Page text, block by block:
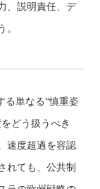
、説明責任、デ
。
る単なる“慎重姿
どう扱うべき
速度超過を容認
れても、公共制